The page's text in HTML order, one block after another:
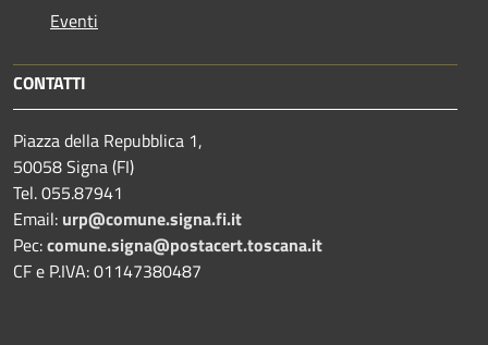
Eventi
CONTATTI
Piazza della Repubblica 1,
50058 Signa (FI)
Tel. 055.87941
Email: urp@comune.signa.fi.it
Pec:comune.signa@postacert.toscana.it
CF e P.IVA: 01147380487